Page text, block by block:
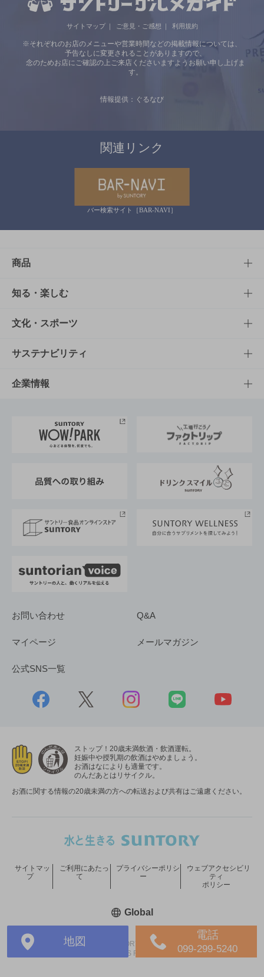
地図
電話
099-299-5240
サイトマップ ご意見・ご感想 利用規約
※それぞれのお店のメニューや営業時間などの掲載情報については、
予告なしに変更されることがありますので、
念のためお店にご確認の上ご来店くださいますようお願い申し上げま
す。
情報提供：ぐるなび
関連リンク
バー検索サイト［BAR-NAVI］
商品
商品TOP
商品一覧
商品発売情報
栄養成分一覧
知る・楽しむ
知る・楽しむTOP
キャンペーン
工場見学
地域情報
文化・スポーツ
文化・スポーツTOP
サントリーホール
サントリーサンバーズ大阪
サステナビリティ
サステナビリティTOP
サントリーが考えるサステナビリティ経営
企業情報
企業概要
採用情報
お問い合わせ Q&A
マイページ メールマガジン
公式SNS一覧
ストップ！20歳未満飲酒・飲酒運転。
妊娠中や授乳期の飲酒はやめましょう。
お酒はなによりも適量です。
のんだあとはリサイクル。
お酒に関する情報の20歳未満の方への転送および共有はご遠慮ください。
COPYRIGHT © SUNTORY HOLDINGS LIMITED.
ALL RIGHTS RESERVED.
サイトマッ
プ
ご利用にあたっ
て
プライバシーポリシ
ー
ウェブアクセシビリ
ティ
ポリシー
Global新しいウィンドウで開く